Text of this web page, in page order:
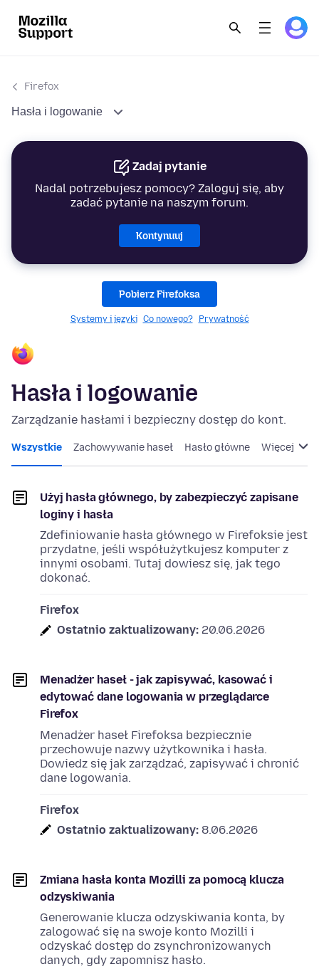
Firefox
Hasła i logowanie
Zadaj pytanie
Nadal potrzebujesz pomocy? Zaloguj się, aby
zadać pytanie na naszym forum.
Kontynuuj
Pobierz Firefoksa
Systemy i języki Co nowego? Prywatność
Hasła i logowanie
Zarządzanie hasłami i bezpieczny dostęp do kont.
Wszystkie Zachowywanie haseł Hasło główne Więcej
Użyj hasła głównego, by zabezpieczyć zapisane
loginy i hasła
Zdefiniowanie hasła głównego w Firefoksie jest
przydatne, jeśli współużytkujesz komputer z
innymi osobami. Tutaj dowiesz się, jak tego
dokonać.
Firefox
Ostatnio zaktualizowany: 20.06.2026
Menadżer haseł - jak zapisywać, kasować i
edytować dane logowania w przeglądarce
Firefox
Menadżer haseł Firefoksa bezpiecznie
przechowuje nazwy użytkownika i hasła.
Dowiedz się jak zarządzać, zapisywać i chronić
dane logowania.
Firefox
Ostatnio zaktualizowany: 8.06.2026
Zmiana hasła konta Mozilli za pomocą klucza
odzyskiwania
Generowanie klucza odzyskiwania konta, by
zalogować się na swoje konto Mozilli i
odzyskać dostęp do zsynchronizowanych
danych, gdy zapomnisz hasło.